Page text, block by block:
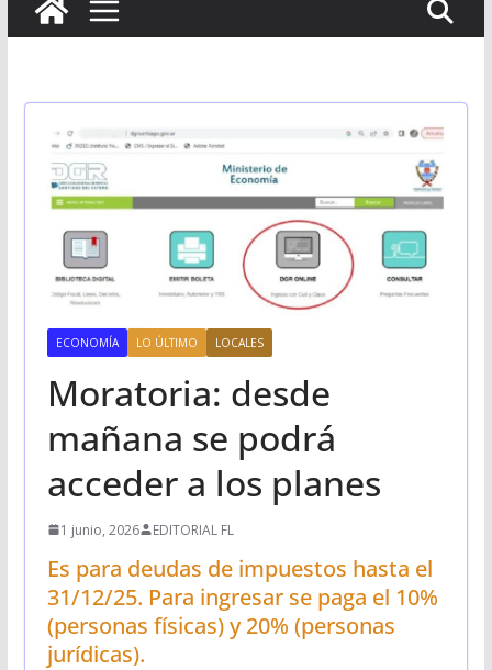
ECONOMÍA LO ÚLTIMO LOCALES
Moratoria: desde
mañana se podrá
acceder a los planes
1 junio, 2026 EDITORIAL FL
Es para deudas de impuestos hasta el
31/12/25. Para ingresar se paga el 10%
(personas físicas) y 20% (personas
jurídicas).